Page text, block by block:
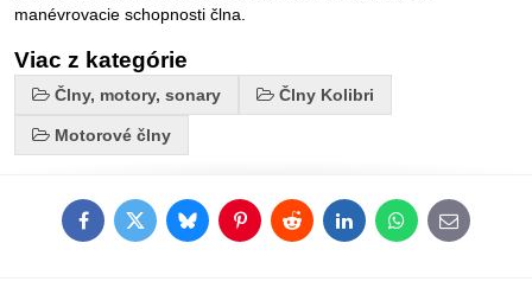
manévrovacie schopnosti člna.
Viac z kategórie
Člny, motory, sonary Člny Kolibri
Motorové člny
FacebookTwitterBlueskyPinterestRedditLinkedInWhatsApp
E-
mail